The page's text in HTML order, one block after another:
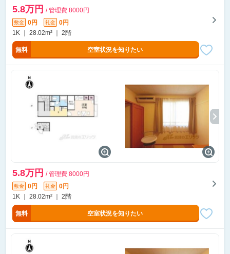
5.8万円 / 管理費 8000円
敷金 0円 礼金
0円
1K ｜ 28.02m² ｜ 2階
無料 空室状況を知りたい
5.8万円 / 管理費 8000円
敷金 0円 礼金
0円
1K ｜ 28.02m² ｜ 2階
無料 空室状況を知りたい